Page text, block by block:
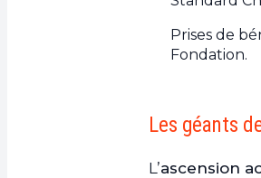
Prises de
Fondation.
Les géants
L’ascension